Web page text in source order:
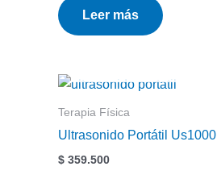
Leer más
Terapia Física
Ultrasonido Portátil Us1000
$ 359.500